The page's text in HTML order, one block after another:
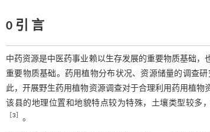
0 引 言
中药资源是中医药事业赖以生存发展的重要物质基础，
重要物质基础。药用植物分布状况、资源储量的调查
此，开展野生药用植物资源调查对于合理利用药用植
该县的地理位置和地貌特点较为特殊，土壤类型较多
3 。